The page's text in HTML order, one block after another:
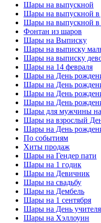
Шары на выпускной
Шары на выпускной в
Шары на выпускной в
Фонтан из шаров
Шары на Выписку
Шары на выписку
Шары на выписку
Шары на 14 февраля
Шары на День
Шары на День
Шары на День
Шары на День
Шары для мужчины на
Шары на взрослый
Шары на День
По событиям
Хиты продаж
Шары на Гендер пати
Шары на 1 годик
Шары на Девичник
Шары на свадьбу
Шары на Дембель
Шары на 1 сентября
Шары на День учителя
Шары на Хэллоуин